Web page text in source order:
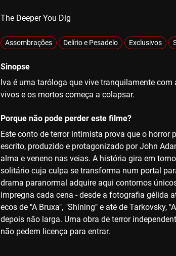
The Deeper You Dig
Assombrações Delírio e Pesadelo Exclusivos
Sinopse
Iva é uma taróloga que vive tranquilamente
vivos e os mortos começa a colapsar.
Porque não pode perder este filme?
Este conto de terror intimista prova que o
escrito, produzido e protagonizado por John
alma e veneno nas veias. A história gira em
solitário cuja culpa se transforma num portal
drama paranormal adquire aqui contornos
impregna cada cena - desde a fotografia gélida
ecos de "A Bruxa", "Shining" e até de
depois não larga. Uma obra de terror
não pedem licença para entrar.